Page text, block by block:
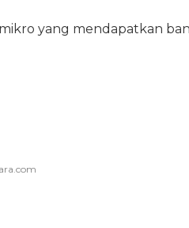
yang mendapatkan